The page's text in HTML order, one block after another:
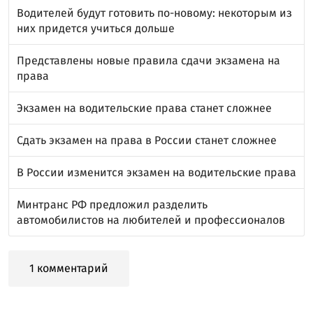
Водителей будут готовить по-новому: некоторым из
них придется учиться дольше
Представлены новые правила сдачи экзамена на
права
Экзамен на водительские права станет сложнее
Сдать экзамен на права в России станет сложнее
В России изменится экзамен на водительские права
Минтранс РФ предложил разделить
автомобилистов на любителей и профессионалов
1 комментарий